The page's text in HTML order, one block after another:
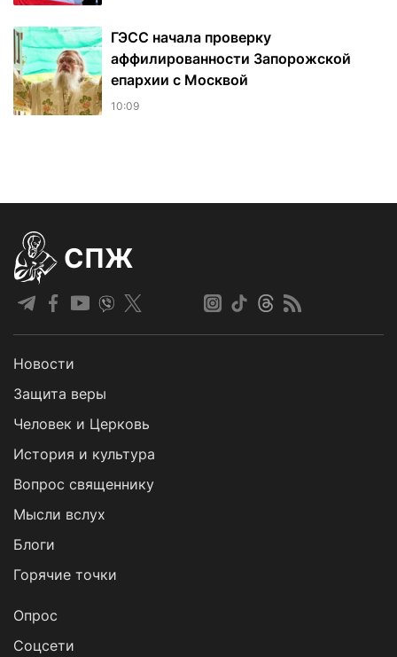
ГЭСС начала проверку
аффилированности Запорожской
епархии с Москвой
10:09
СПЖ
Новости
Защита веры
Человек и Церковь
История и культура
Вопрос священнику
Мысли вслух
Блоги
Горячие точки
Опрос
Cоцсети